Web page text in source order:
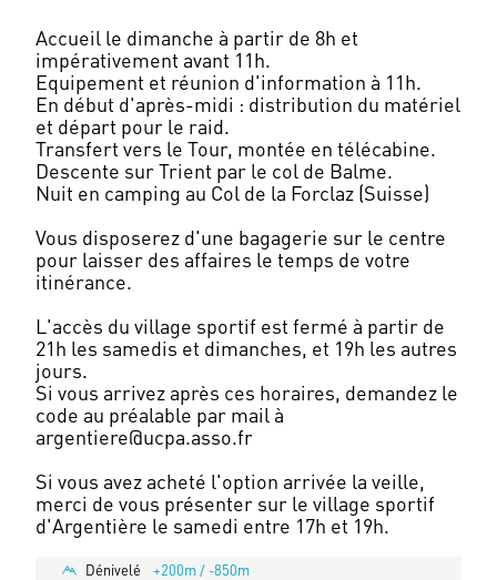
Accueil le dimanche à partir de 8h et
impérativement avant 11h.
Equipement et réunion d'information à 11h.
En début d'après-midi : distribution du matériel
et départ pour le raid.
Transfert vers le Tour, montée en télécabine.
Descente sur Trient par le col de Balme.
Nuit en camping au Col de la Forclaz (Suisse)
Vous disposerez d'une bagagerie sur le centre
pour laisser des affaires le temps de votre
itinérance.
L'accès du village sportif est fermé à partir de
21h les samedis et dimanches, et 19h les autres
jours.
Si vous arrivez après ces horaires, demandez le
code au préalable par mail à
argentiere@ucpa.asso.fr
Si vous avez acheté l'option arrivée la veille,
merci de vous présenter sur le village sportif
Dénivelé +200m / -850m